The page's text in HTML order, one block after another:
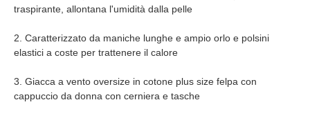
traspirante, allontana l'umidità dalla pelle
2. Caratterizzato da maniche lunghe e ampio orlo e polsini
elastici a coste per trattenere il calore
3. Giacca a vento oversize in cotone plus size felpa con
cappuccio da donna con cerniera e tasche